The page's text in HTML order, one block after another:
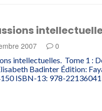
2007 0
intellectuelles. Tome 1 :
Badinter Édition:
ISBN-13: 978-